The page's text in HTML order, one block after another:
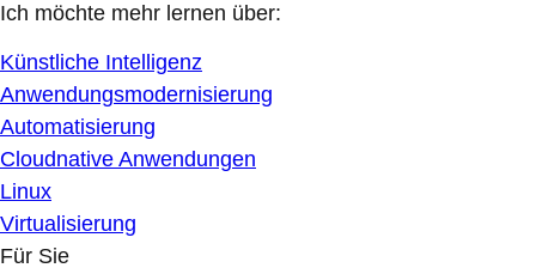
Ich möchte mehr lernen über:
Künstliche Intelligenz
Anwendungsmodernisierung
Automatisierung
Cloudnative Anwendungen
Linux
Virtualisierung
Für Sie